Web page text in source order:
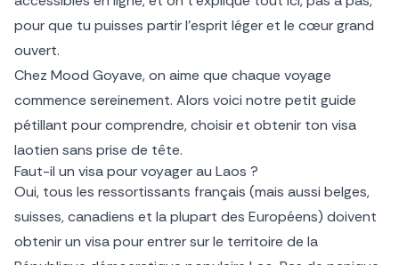
pour que tu puisses partir l’esprit léger et le cœur grand
ouvert.
Chez Mood Goyave, on aime que chaque voyage
commence sereinement. Alors voici notre petit guide
pétillant pour comprendre, choisir et obtenir ton visa
laotien sans prise de tête.
Faut-il un visa pour voyager au Laos ?
Oui, tous les ressortissants français (mais aussi belges,
suisses, canadiens et la plupart des Européens) doivent
obtenir un visa pour entrer sur le territoire de la